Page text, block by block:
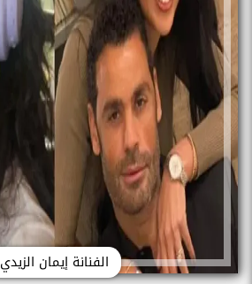
الفنانة إيمان الزيدي